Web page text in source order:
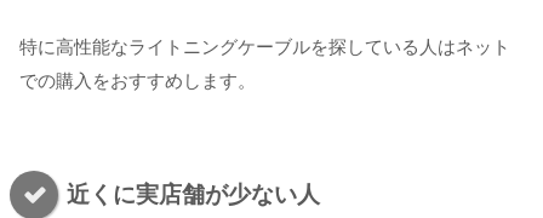
特に高性能なライトニングケーブルを探している人はネット
での購入をおすすめします。
近くに実店舗が少ない人